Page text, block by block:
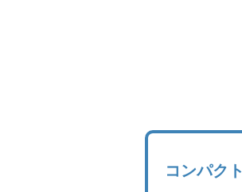
コンパクト